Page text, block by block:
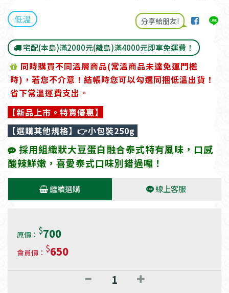
低溫 分享給朋友!
宅配(本島)滿2000元(離島)滿4000元即享免運費！
同時購買不同溫層商品(常溫商品未達免運門檻
時)，若您不介意！結帳時您可以勾選同捆低溫出貨！
省下常溫運費支出。
【新品上市。特賣優惠】
【選購其他規格】 👉小包裝250g
採用組織狀大豆蛋白融合泰式特有風味，口感
酸辣鮮嫩，喜愛泰式口味別錯過囉！
繼續選購 線上客服
原價： $700
會員價： $650